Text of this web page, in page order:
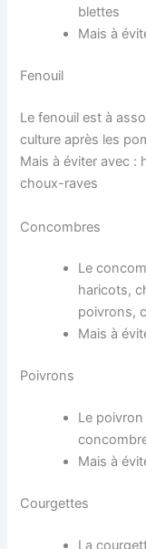
blettes
Mais à
Fenouil
Le fenouil est à
culture après les
Mais à éviter avec :
choux-raves
Concombres
Le
haricots,
poivrons,
Mais à
Poivrons
Le
Mais à
Courgettes
La